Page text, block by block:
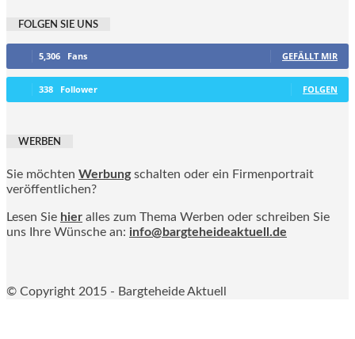
FOLGEN SIE UNS
5,306 Fans GEFÄLLT MIR
338 Follower FOLGEN
WERBEN
Sie möchten Werbung schalten oder ein Firmenportrait
veröffentlichen?
Lesen Sie hier alles zum Thema Werben oder schreiben Sie
uns Ihre Wünsche an: info@bargteheideaktuell.de
© Copyright 2015 - Bargteheide Aktuell